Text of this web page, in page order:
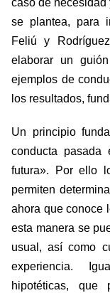
caso de necesidad
se plantea, para
Feliú y
elaborar un
ejemplos de
los resultados,
Un principio
conducta pasada
futura». Por ello
permiten
ahora que conoce
esta manera se
usual, así como
experiencia.
hipotéticas, que